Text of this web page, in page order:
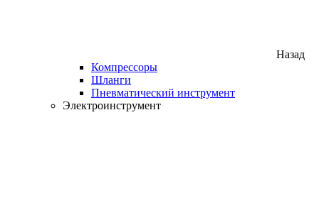
Назад
Компрессоры
Шланги
Пневматический инструмент
Электроинструмент